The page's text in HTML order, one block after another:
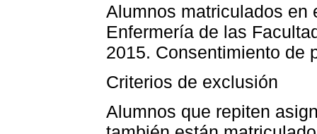
Alumnos matriculados en
Enfermería de las
2015. Consentimiento de
Criterios de exclusión
Alumnos que repiten